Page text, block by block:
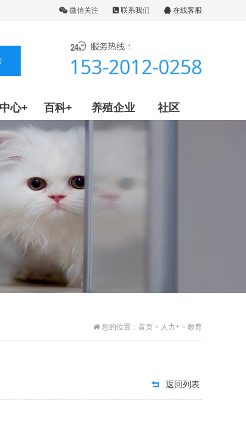
微信关注 联系我们 在线客服
153-2012-0258
心+ 百科+ 养殖企业 社区
您的位置： 首页 > 人力+ > 教育
返回列表